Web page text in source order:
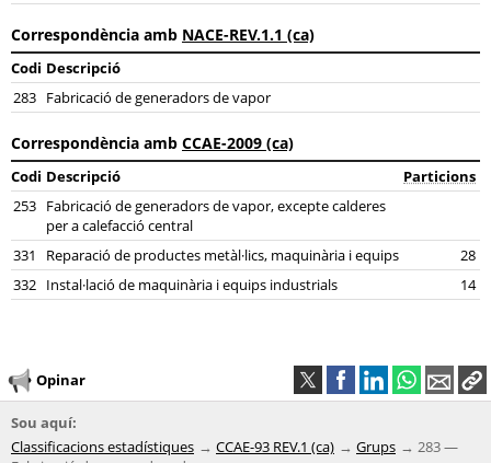
Correspondència amb NACE-REV.1.1 (ca)
Codi Descripció
283 Fabricació de generadors de vapor
Correspondència amb CCAE-2009 (ca)
Codi Descripció
Particions
253 Fabricació de generadors de vapor, excepte calderes
per a calefacció central
331
Reparació de productes metàl·lics, maquinària i equips
28
332 Instal·lació de maquinària i equips industrials 14
Opinar
Sou aquí:
Classificacions estadístiques
CCAE-93 REV.1 (ca) Grups
283 —